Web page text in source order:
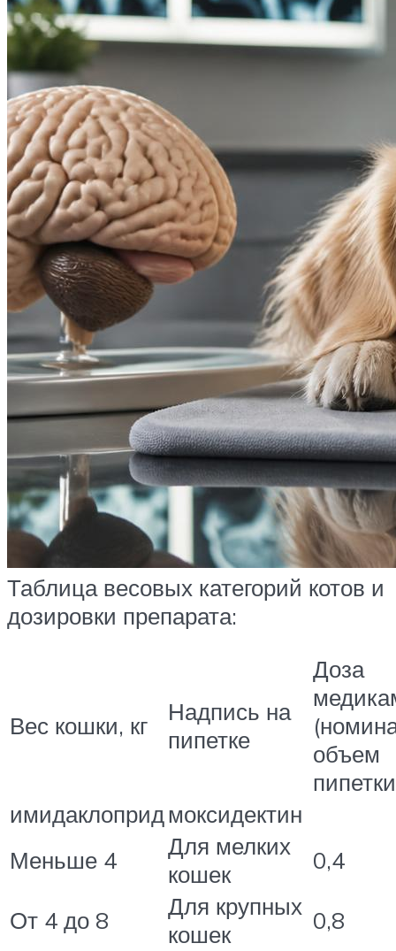
Таблица весовых категорий котов и
дозировки препарата:
Вес кошки, кг
Надпись на
пипетке
Доза
объем
имидаклопридмоксидектин
Меньше 4
Для мелких
кошек
0,4
От 4 до 8
Для крупных
кошек
0,8